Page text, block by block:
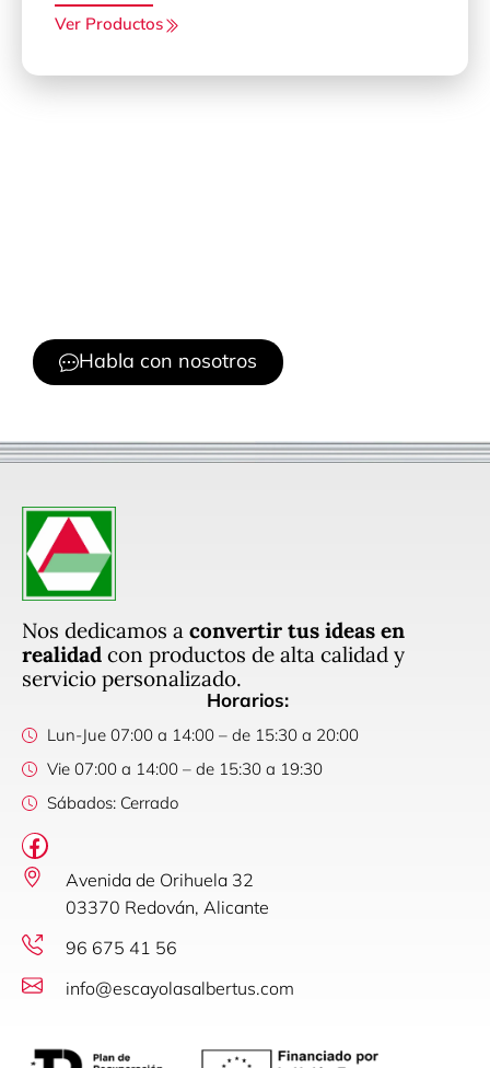
Ver Productos
Habla con nosotros
Nos dedicamos a convertir tus ideas en
realidad con productos de alta calidad y
servicio personalizado.
Horarios:
Lun-Jue 07:00 a 14:00 – de 15:30 a 20:00
Vie 07:00 a 14:00 – de 15:30 a 19:30
Sábados: Cerrado
Avenida de Orihuela 32
03370 Redován, Alicante
96 675 41 56
info@escayolasalbertus.com